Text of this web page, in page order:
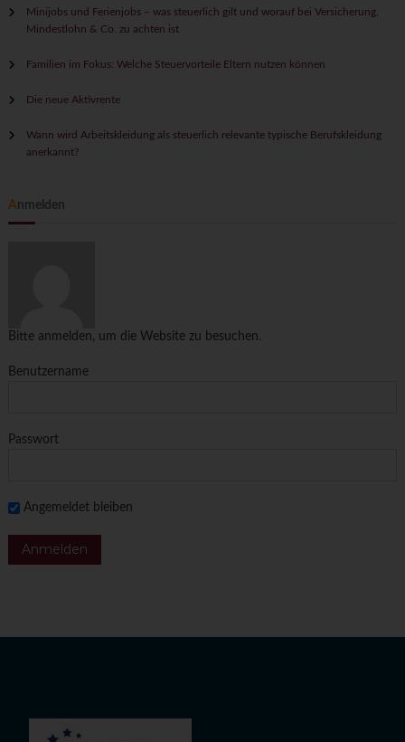
c
Minijobs und Ferienjobs – was steuerlich gilt und worauf bei Versicherung,
Mindestlohn & Co. zu achten ist
Familien im Fokus: Welche Steuervorteile Eltern nutzen können
Die neue Aktivrente
Wann wird Arbeitskleidung als steuerlich relevante typische Berufskleidung
anerkannt?
Anmelden
Bitte anmelden, um die Website zu besuchen.
Benutzername
Passwort
Angemeldet bleiben